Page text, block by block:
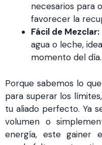
necesarios para
favorecer la
Fácil de Mezclar:
agua o leche,
momento del día.
Porque sabemos lo
para superar los
tu aliado perfecto. Ya
volumen o
energía, este gainer